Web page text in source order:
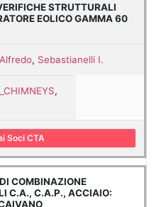
STRUTTURALI
EOLICO GAMMA 60
, Sebastianelli I.
,
Soci CTA
COMBINAZIONE
C.A., C.A.P., ACCIAIO: